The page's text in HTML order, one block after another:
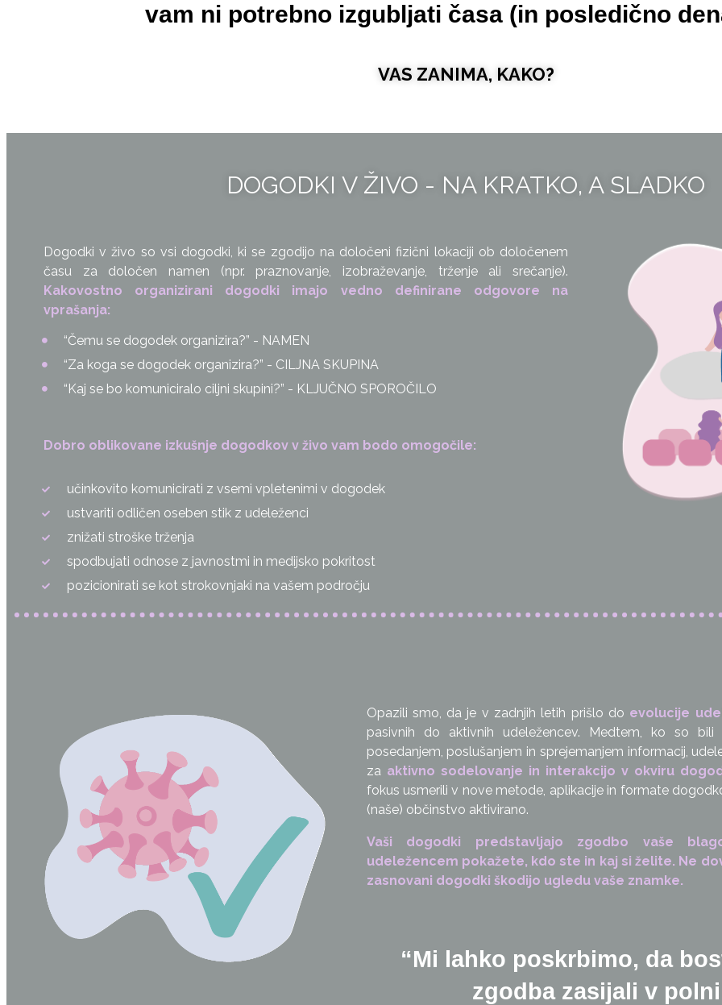
vam ni potrebno izgubljati časa (in posledično
VAS ZANIMA, KAKO?
DOGODKI V ŽIVO - NA KRATKO, A SLADKO
Dogodki v živo so vsi dogodki, ki se zgodijo na določeni fizični lokaciji ob določenem
času za določen namen (npr. praznovanje, izobraževanje, trženje ali srečanje).
Kakovostno organizirani dogodki imajo vedno definirane odgovore na
vprašanja:
“Čemu se dogodek organizira?” - NAMEN
“Za koga se dogodek organizira?” - CILJNA SKUPINA
“Kaj se bo komuniciralo ciljni skupini?” - KLJUČNO SPOROČILO
Dobro oblikovane izkušnje dogodkov v živo vam bodo omogočile:
učinkovito komunicirati z vsemi vpletenimi v dogodek
ustvariti odličen oseben stik z udeleženci
znižati stroške trženja
spodbujati odnose z javnostmi in medijsko pokritost
pozicionirati se kot strokovnjaki na vašem področju
Opazili smo, da je v zadnjih letih prišlo do evolucije
pasivnih do aktivnih udeležencev. Medtem, ko so
posedanjem, poslušanjem in sprejemanjem informacij,
za aktivno sodelovanje in interakcijo v okviru
fokus usmerili v nove metode, aplikacije in formate
(naše) občinstvo aktivirano.
Vaši dogodki predstavljajo zgodbo vaše
udeležencem pokažete, kdo ste in kaj si želite. Ne
zasnovani dogodki škodijo ugledu vaše znamke.
“Mi lahko poskrbimo, da
zgodba zasijali v